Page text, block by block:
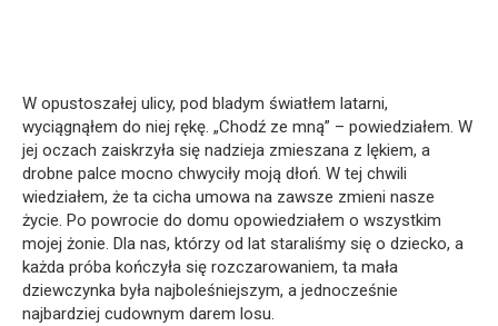
W opustoszałej ulicy, pod bladym światłem latarni,
wyciągnąłem do niej rękę. „Chodź ze mną” – powiedziałem. W
jej oczach zaiskrzyła się nadzieja zmieszana z lękiem, a
drobne palce mocno chwyciły moją dłoń. W tej chwili
wiedziałem, że ta cicha umowa na zawsze zmieni nasze
życie. Po powrocie do domu opowiedziałem o wszystkim
mojej żonie. Dla nas, którzy od lat staraliśmy się o dziecko, a
każda próba kończyła się rozczarowaniem, ta mała
dziewczynka była najboleśniejszym, a jednocześnie
najbardziej cudownym darem losu.